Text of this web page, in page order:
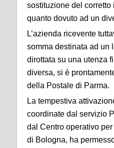
sostituzione del
quanto dovuto ad un
L’azienda ricevente
somma destinata ad un
dirottata su una utenza
diversa, si è
della Postale di Parma.
La tempestiva
coordinate dal servizio
dal Centro operativo
di Bologna, ha